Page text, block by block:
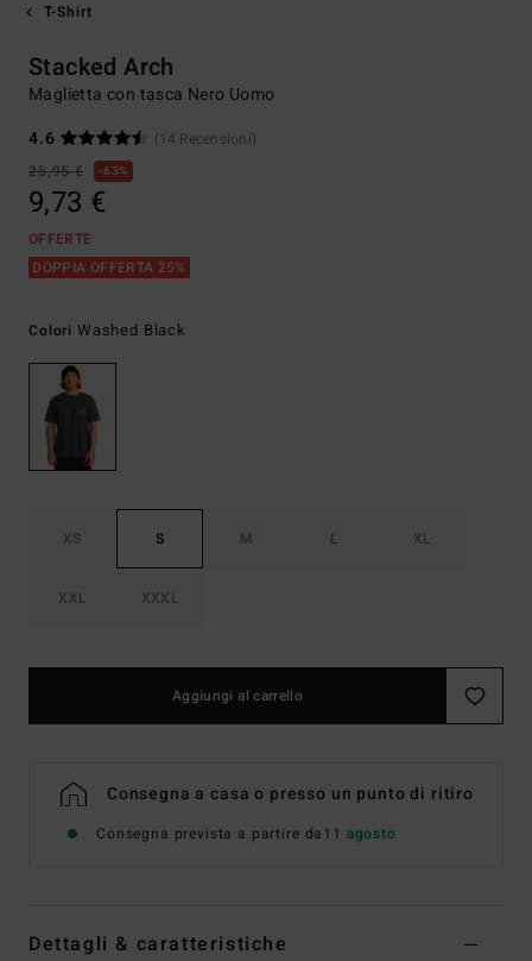
T-Shirt
Stacked Arch
Maglietta con tasca Nero Uomo
4.6
(14 Recensioni)
25,95 €
63%
9,73 €
OFFERTE
DOPPIA OFFERTA 25%
Colori Washed Black
XS S M L XL
XXL XXXL
Aggiungi al carrello
Consegna a casa o presso un punto di ritiro
Consegna prevista a partire da11 agosto
Dettagli & caratteristiche